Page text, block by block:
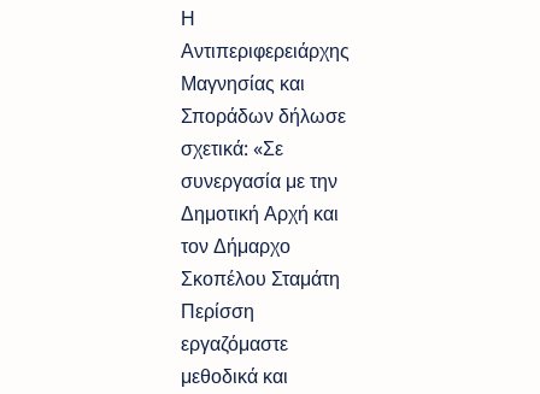
Η
Αντιπεριφερειάρχης
Μαγνησίας και
Σποράδων δήλωσε
σχετικά: «Σε
συνεργασία με την
Δημοτική Αρχή και
τον Δήμαρχο
Σκοπέλου Σταμάτη
Περίσση
εργαζόμαστε
μεθοδικά και